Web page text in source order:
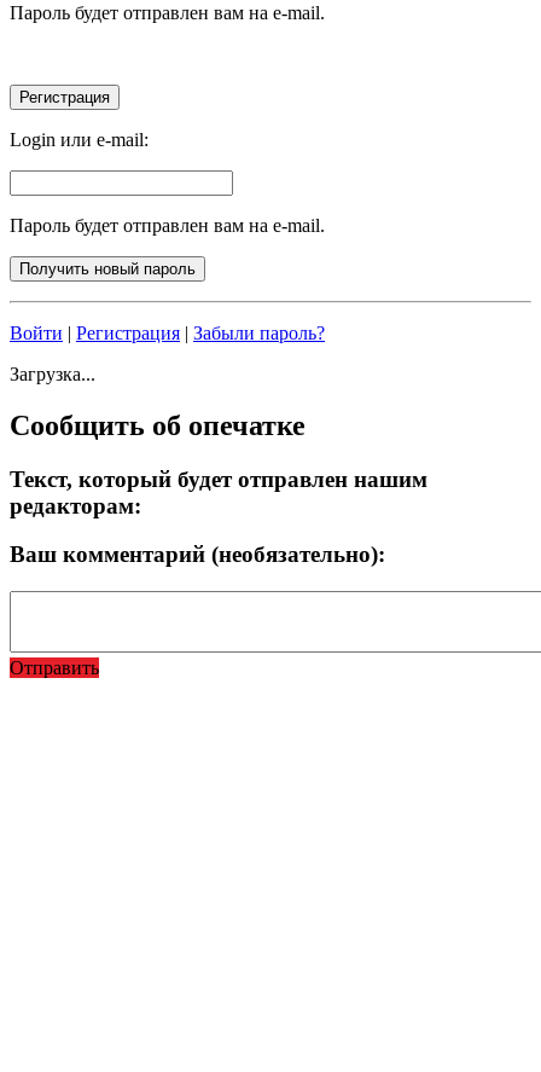
Пароль будет отправлен вам на e-mail.
Login или e-mail:
Пароль будет отправлен вам на e-mail.
Войти | Регистрация | Забыли пароль?
Загрузка...
Сообщить об опечатке
Текст, который будет отправлен нашим
редакторам:
Ваш комментарий (необязательно):
Отправить